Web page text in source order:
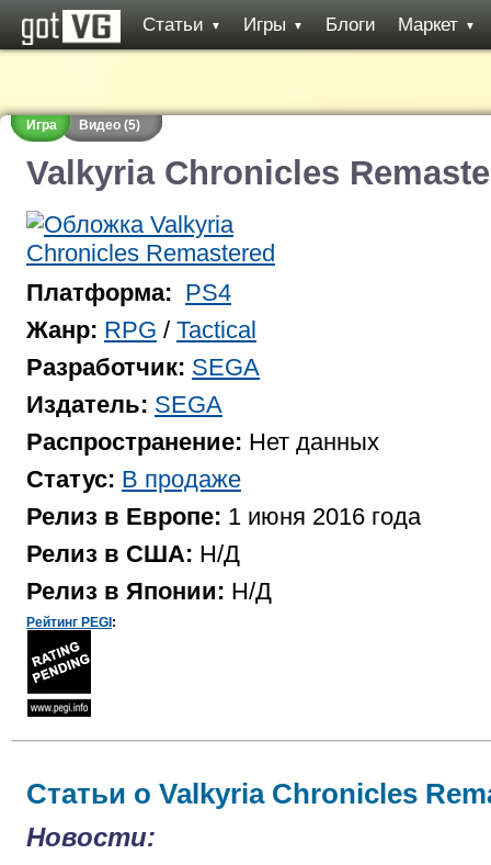
Статьи ▼ Игры ▼ Блоги Маркет ▼
Игра Видео (5)
Valkyria Chronicles
Платформа: PS4
Жанр: RPG / Tactical
Разработчик: SEGA
Издатель: SEGA
Распространение: Нет данных
Статус: В продаже
Релиз в Европе: 1 июня 2016 года
Релиз в США: Н/Д
Релиз в Японии: Н/Д
Рейтинг PEGI :
Статьи о Valkyria Chronicles
Новости: